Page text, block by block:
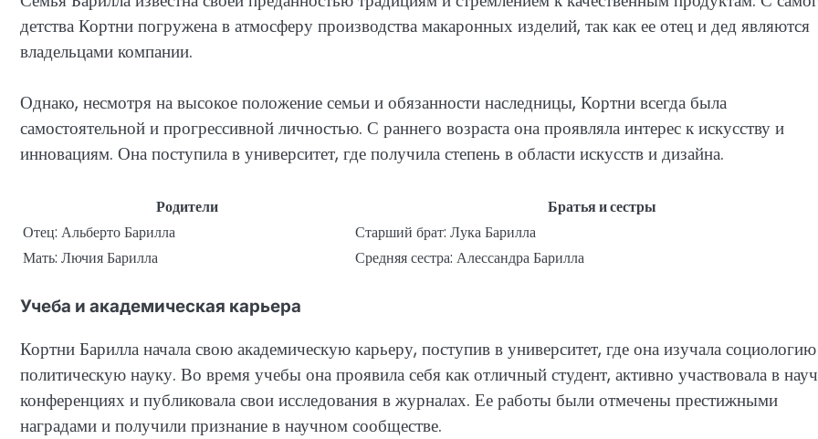
детства Кортни погружена в атмосферу производства макаронных изделий, так как ее отец и дед являются
владельцами компании.
Однако, несмотря на высокое положение семьи и обязанности наследницы, Кортни всегда была
самостоятельной и прогрессивной личностью. С раннего возраста она проявляла интерес к искусству и
инновациям. Она поступила в университет, где получила степень в области искусств и дизайна.
Родители
Братья и сестры
Отец: Альберто Барилла
Старший брат: Лука Барилла
Мать: Лючия Барилла
Средняя сестра: Алессандра Барилла
Учеба и академическая карьера
Кортни Барилла начала свою академическую карьеру, поступив в университет, где она изучала
политическую науку. Во время учебы она проявила себя как отличный студент, активно участвовала в
конференциях и публиковала свои исследования в журналах. Ее работы были отмечены престижными
наградами и получили признание в научном сообществе.